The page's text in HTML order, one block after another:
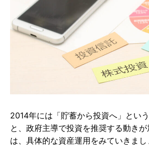
2014年には「貯蓄から投資へ」とい
と、政府主導で投資を推奨する動き
は、具体的な資産運用をみていきまし